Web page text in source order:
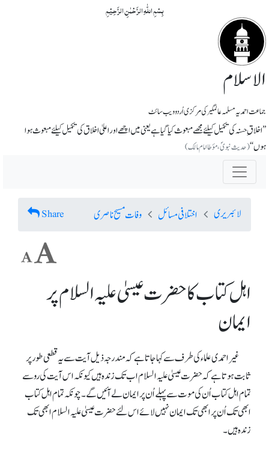
بِسۡمِ اللّٰہِ الرَّحۡمٰنِ الرَّحِیۡمِ
الاسلام
جماعت احمدیہ مسلمہ عالمگیر کی مرکزی اُردو ویب سائٹ
’’اخلاق ِ حسنہ کی تکمیل کیلئے مجھے مبعوث کیا گیا ہے یعنی میں اچھے اور اعلیٰ اخلاق کی تکمیل کیلئے مبعوث ہوا
ہوں‘‘(حدیث نبویؐ، مؤطا امام مالک)
لائبریری اختلافی مسائل وفات مسیح ناصری Share
اہل کتاب کا حضرت عیسیٰ علیہ السلام پر
ایمان
غیر احمدی علماءکی طرف سے کہا جاتا ہے کہ مندرجہ ذیل آیت سے یہ قطعی طور پر
ثابت ہوتا ہے کہ حضرت عیسیٰ علیہ السلام اب تک زندہ ہیں کیونکہ اس آیت کی رو سے
تمام اہل کتاب اُن کی موت سے پہلے اُن پر ایمان لے آئیں گے۔ چونکہ تمام اہل کتاب
ابھی تک اُن پر ابھی تک ایمان نہیں لائے اس لئے حضرت عیسیٰ علیہ السلام ابھی تک
زندہ ہیں۔